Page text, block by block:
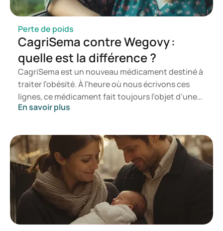
https://nationale-apotheek.nl/kennisbank/medisch-
afvallen/met-injecties/mounjaro/
https://www.healthline.com/health/drugs/wegovy-vs-
mounjaro
https://www.webmd.com/obesity/mounjaro-ozempic-
wegovy-zepbound-difference
https://www.wegovy.com/about-wegovy/managing-
weight-with-wegovy.html
Perte de poids
CagriSema contre Wegovy :
quelle est la différence ?
CagriSema est un nouveau médicament destiné à
traiter l’obésité. À l’heure où nous écrivons ces
lignes, ce médicament fait toujours l’objet d’une
étude par la société danoise Novo Nordisk et n’est
différence avec l’actuel Wegovy ? Ces
médicaments sont tous deux conçus pour
favoriser la perte de poids, mais leurs effets
diffèrent. Dans cet article, nous examinons de
plus près les effets de chaque médicament, leur
mode d’action et leurs principales différences.
En savoir plus